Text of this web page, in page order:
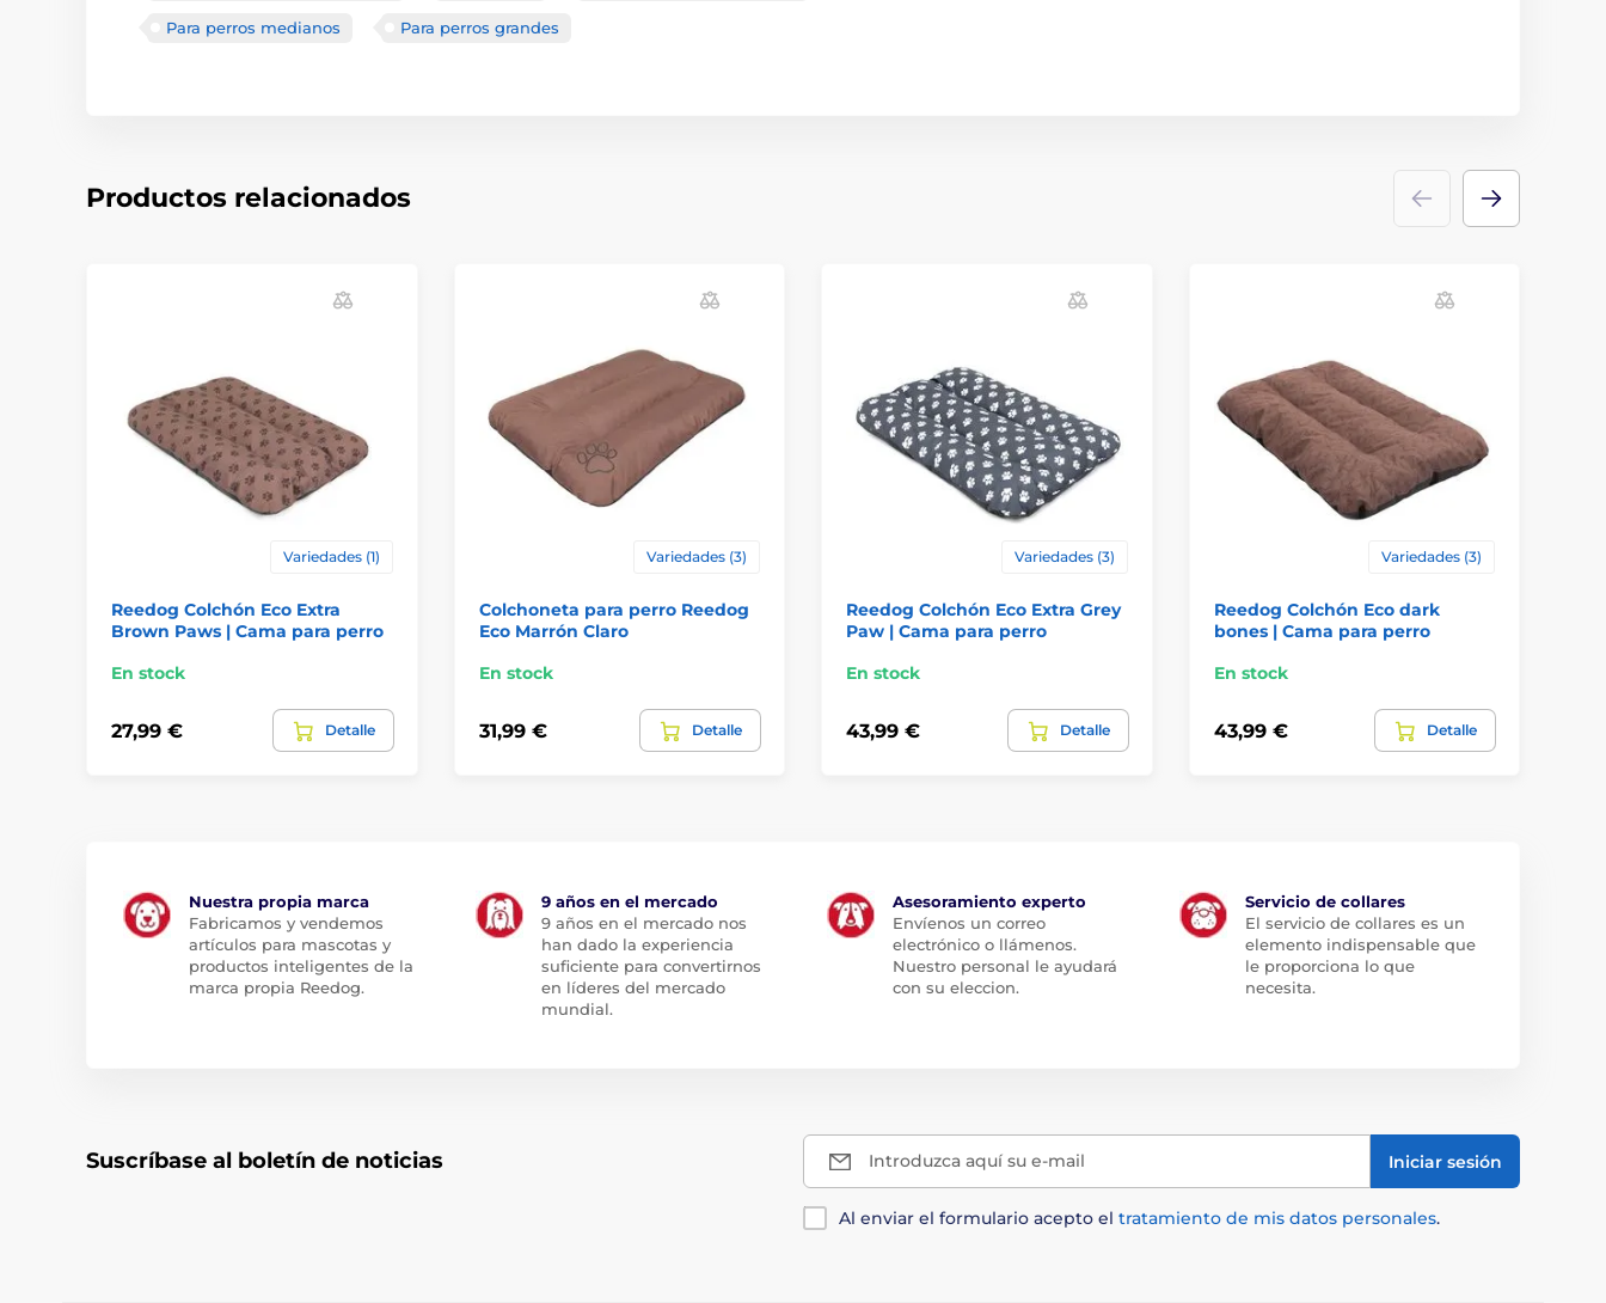
Para perros medianos Para perros grandes
Productos relacionados
Variedades (1)
Reedog Colchón Eco Extra
Brown Paws | Cama para perro
En stock
27,99 € Detalle
Variedades (3)
Colchoneta para perro Reedog
Eco Marrón Claro
En stock
31,99 € Detalle
Variedades (3)
Reedog Colchón Eco Extra Grey
Paw | Cama para perro
En stock
43,99 € Detalle
Variedades (3)
Reedog Colchón Eco dark
bones | Cama para perro
En stock
43,99 € Detalle
Nuestra propia marca
Fabricamos y vendemos
artículos para mascotas y
productos inteligentes de la
marca propia Reedog.
9 años en el mercado
9 años en el mercado nos
han dado la experiencia
suficiente para convertirnos
en líderes del mercado
mundial.
Asesoramiento experto
Envíenos un correo
electrónico o llámenos.
Nuestro personal le ayudará
con su eleccion.
Servicio de collares
El servicio de collares es un
elemento indispensable que
le proporciona lo que
necesita.
Suscríbase al boletín de noticias Introduzca aquí su e-mail Iniciar sesión
Al enviar el formulario acepto el tratamiento de mis datos personales.